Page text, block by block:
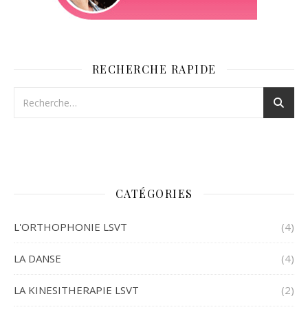
RECHERCHE RAPIDE
CATÉGORIES
L'ORTHOPHONIE LSVT (4)
LA DANSE (4)
LA KINESITHERAPIE LSVT (2)